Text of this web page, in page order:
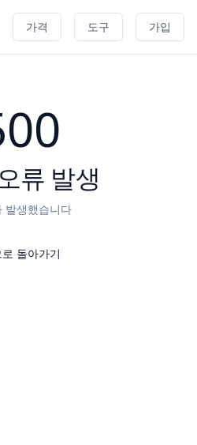
가격 도구 가입
류 발생
발생했습니다
돌아가기